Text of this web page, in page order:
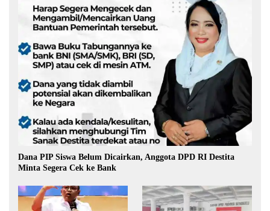
Dana PIP Siswa Belum Dicairkan, Anggota DPD RI Destita
Minta Segera Cek ke Bank